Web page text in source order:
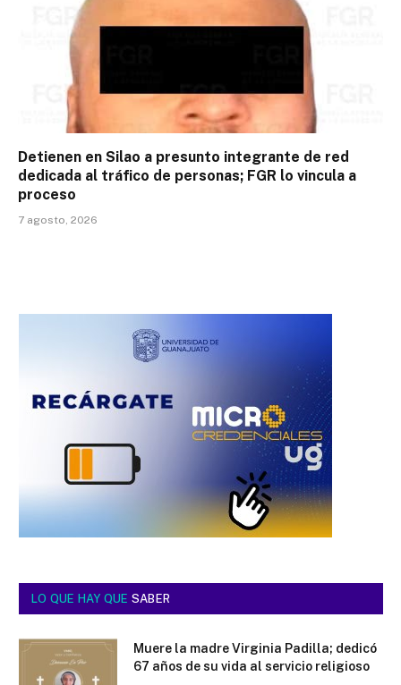
Detienen en Silao a presunto integrante de red
dedicada al tráfico de personas; FGR lo vincula a
proceso
7 agosto, 2026
LO QUE HAY QUE SABER
Muere la madre Virginia Padilla; dedicó
67 años de su vida al servicio religioso